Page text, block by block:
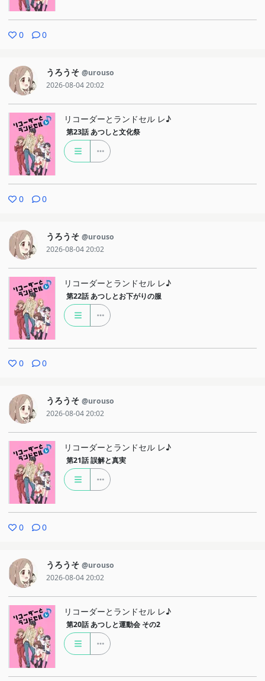
0 0
うろうそ @urouso
2026-08-04 20:02
リコーダーとランドセル レ♪
第23話 あつしと文化祭
0 0
うろうそ @urouso
2026-08-04 20:02
リコーダーとランドセル レ♪
第22話 あつしとお下がりの服
0 0
うろうそ @urouso
2026-08-04 20:02
リコーダーとランドセル レ♪
第21話 誤解と真実
0 0
うろうそ @urouso
2026-08-04 20:02
リコーダーとランドセル レ♪
第20話 あつしと運動会 その2